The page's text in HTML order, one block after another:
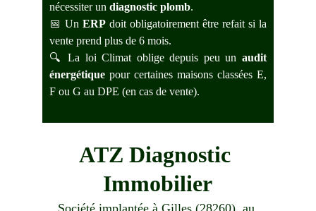
nécessiter un diagnostic plomb.
📅 Un ERP doit obligatoirement être refait si la
vente prend plus de 6 mois.
🔍 La loi Climat oblige depuis peu un audit
énergétique pour certaines maisons classées E,
F ou G au DPE (en cas de vente).
ATZ Diagnostic
Immobilier
Société implantée à Gilles (28260), au